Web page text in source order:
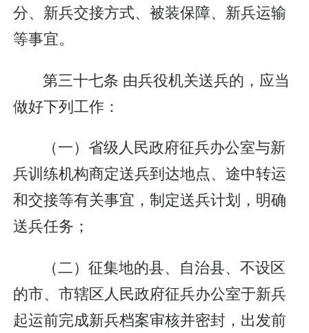
分、新兵交接方式、被装保障、新兵运输
等事宜。
第三十七条 由兵役机关送兵的，应当
做好下列工作：
（一）省级人民政府征兵办公室与新
兵训练机构商定送兵到达地点、途中转运
和交接等有关事宜，制定送兵计划，明确
送兵任务；
（二）征集地的县、自治县、不设区
的市、市辖区人民政府征兵办公室于新兵
起运前完成新兵档案审核并密封，出发前